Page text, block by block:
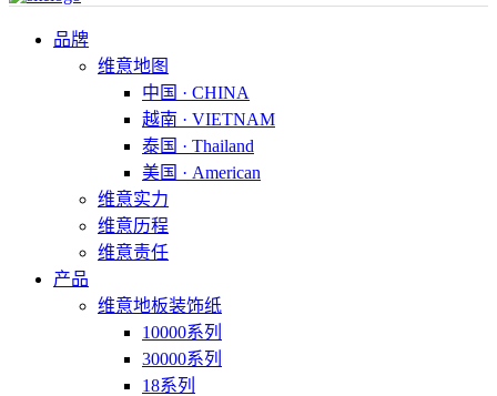
品牌
维意地图
中国 · CHINA
越南 · VIETNAM
泰国 · Thailand
美国 · American
维意实力
维意历程
维意责任
产品
维意地板装饰纸
10000系列
30000系列
18系列